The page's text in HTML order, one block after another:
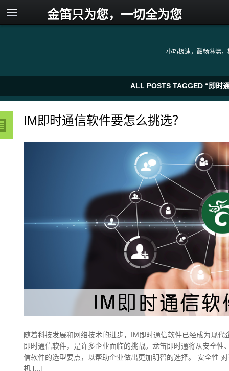
小巧极速，酣畅淋漓
金笛只为您，一切全为您
ALL POSTS TAGGED “即时
IM即时通信软件要怎么挑选？
随着科技发展和网络技术的进步，IM即时通信软件已经成为现
即时通信软件，是许多企业面临的挑战。龙笛即时通将从安全
信软件的选型要点，以帮助企业做出更加明智的选择。 安全性
机 [...]